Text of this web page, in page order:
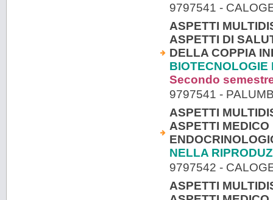
9797541 -
ASPETTI
ASPETTI DI
DELLA COPPIA
BIOTECNOLOGIE
Secondo
9797541 -
ASPETTI
ASPETTI
NELLA
9797542 -
ASPETTI